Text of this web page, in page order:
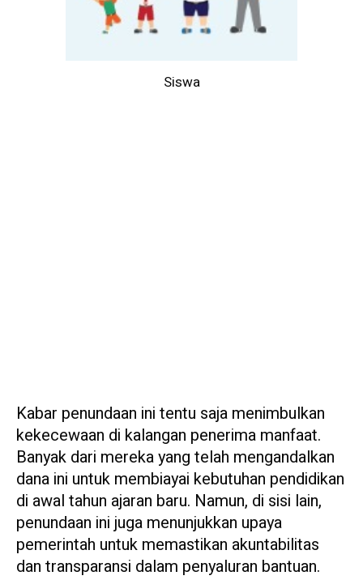
Siswa
Kabar penundaan ini tentu saja menimbulkan
kekecewaan di kalangan penerima manfaat.
Banyak dari mereka yang telah mengandalkan
dana ini untuk membiayai kebutuhan pendidikan
di awal tahun ajaran baru. Namun, di sisi lain,
penundaan ini juga menunjukkan upaya
pemerintah untuk memastikan akuntabilitas
dan transparansi dalam penyaluran bantuan.